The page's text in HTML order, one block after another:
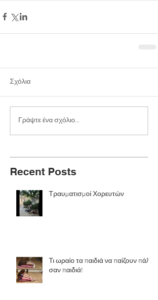
Σχόλια
Γράψτε ένα σχόλιο...
Recent Posts
Τραυματισμοί Χορευτών
Τι ωραίο τα παιδιά να παίζουν πάλι
σαν παιδιά!